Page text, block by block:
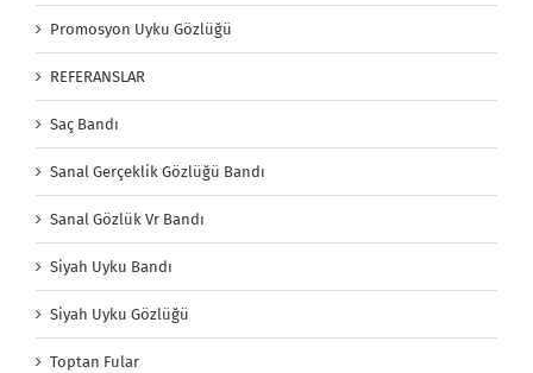
Promosyon Uyku Gözlüğü
REFERANSLAR
Saç Bandı
Sanal Gerçeklik Gözlüğü Bandı
Sanal Gözlük Vr Bandı
Siyah Uyku Bandı
Siyah Uyku Gözlüğü
Toptan Fular